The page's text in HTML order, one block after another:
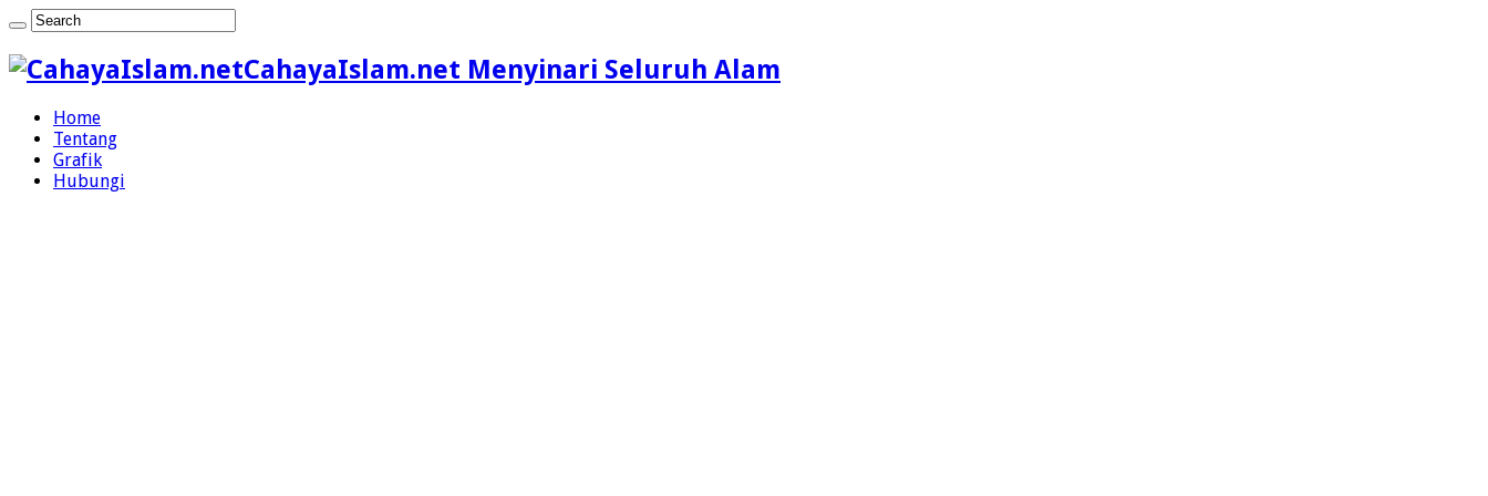
CahayaIslam.net Menyinari Seluruh Alam
Home
Tentang
Grafik
Hubungi